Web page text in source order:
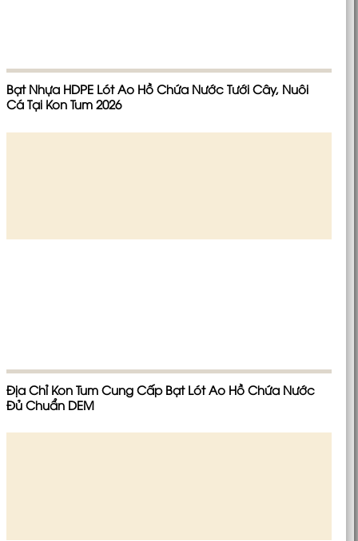
Bạt Nhựa HDPE Lót Ao Hồ Chứa Nước Tưới Cây, Nuôi
Cá Tại Kon Tum 2026
Địa Chỉ Kon Tum Cung Cấp Bạt Lót Ao Hồ Chứa Nước
Đủ Chuẩn DEM